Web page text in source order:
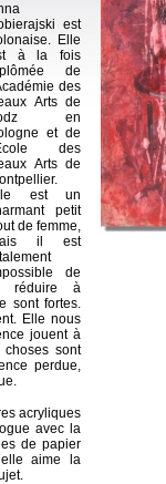
est
Elle
à la fois
de
des
Arts de
en
et de
des
Arts de
est un
petit
de femme,
il est
de
réduire à
sont fortes.
Elle nous
jouent à
sont
perdue,
acryliques
avec la
de papier
aime la